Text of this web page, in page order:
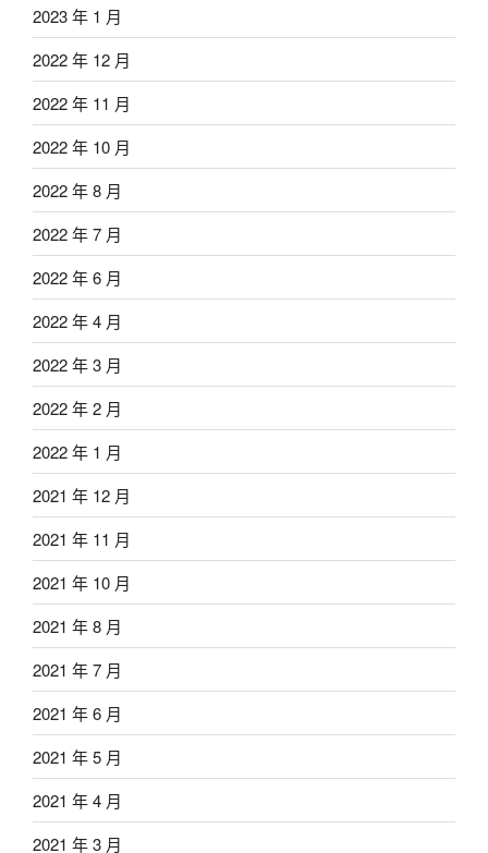
2023 年 1 月
2022 年 12 月
2022 年 11 月
2022 年 10 月
2022 年 8 月
2022 年 7 月
2022 年 6 月
2022 年 4 月
2022 年 3 月
2022 年 2 月
2022 年 1 月
2021 年 12 月
2021 年 11 月
2021 年 10 月
2021 年 8 月
2021 年 7 月
2021 年 6 月
2021 年 5 月
2021 年 4 月
2021 年 3 月